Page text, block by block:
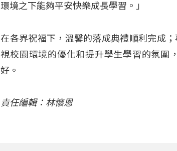
環境之下能夠平安快樂成長學習。」
在各界祝福下，溫馨的落成典禮順利完成
視校園環境的優化和提升學生學習的氛圍
好。
責任編輯：林懷恩